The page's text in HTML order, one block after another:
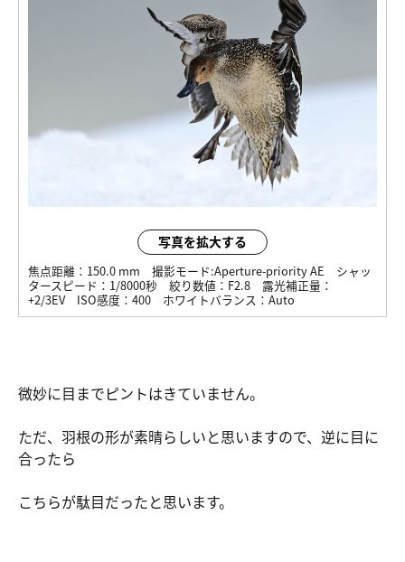
写真を拡大する
焦点距離： 150.0 mm 撮影モード:Aperture-priority AE
シャッ
タースピード： 1/8000秒 絞り数値： F2.8
露光補正量：
+2/3EV
ISO感度： 400 ホワイトバランス： Auto
微妙に目までピントはきていません。
ただ、羽根の形が素晴らしいと思いますので、逆に目に
合ったら
こちらが駄目だったと思います。